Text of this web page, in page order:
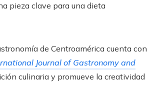
pieza clave para una dieta
de Centroamérica cuenta con
Journal of Gastronomy and
culinaria y promueve la creatividad